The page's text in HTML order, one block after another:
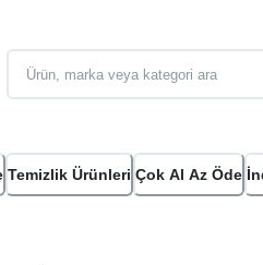
Temizlik Ürünleri Çok Al Az Öde